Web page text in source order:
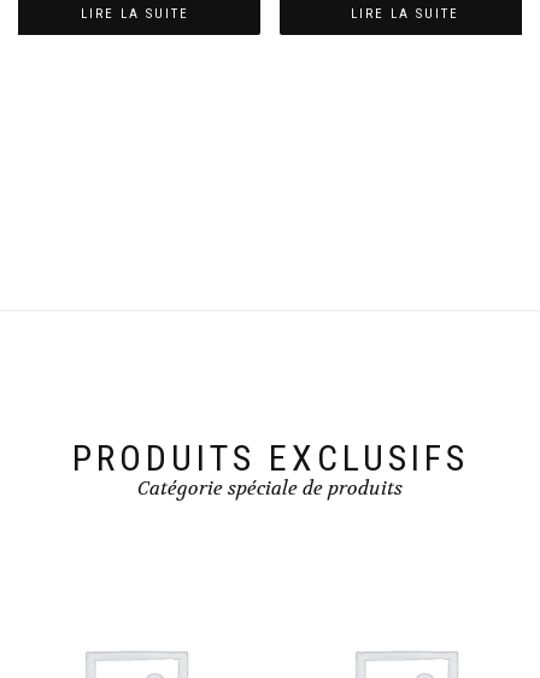
LIRE LA SUITE LIRE LA SUITE
PRODUITS EXCLUSIFS
Catégorie spéciale de produits